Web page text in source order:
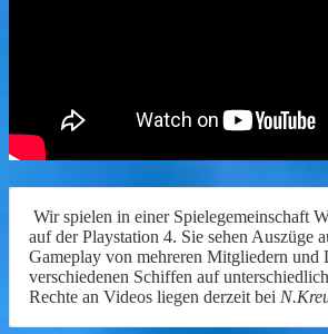
Wir spielen in einer Spielegemeinschaft
auf der Playstation 4. Sie sehen Auszüge
Gameplay von mehreren Mitgliedern und
verschiedenen Schiffen auf
Rechte an Videos liegen derzeit bei